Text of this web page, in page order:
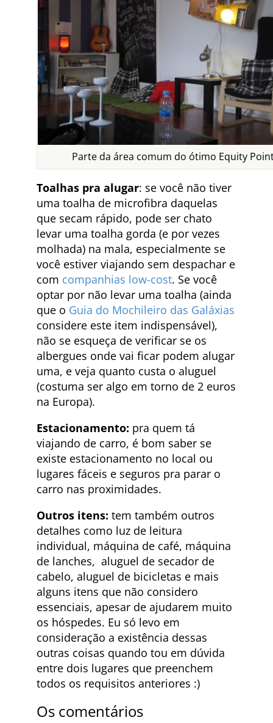
Parte da área comum do ótimo Equity
Toalhas pra alugar: se você não tiver
uma toalha de microfibra daquelas
que secam rápido, pode ser chato
levar uma toalha gorda (e por vezes
molhada) na mala, especialmente se
você estiver viajando sem despachar e
com companhias low-cost. Se você
optar por não levar uma toalha (ainda
que o Guia do Mochileiro das Galáxias
considere este item indispensável),
não se esqueça de verificar se os
albergues onde vai ficar podem alugar
uma, e veja quanto custa o aluguel
(costuma ser algo em torno de 2 euros
na Europa).
Estacionamento: pra quem tá
viajando de carro, é bom saber se
existe estacionamento no local ou
lugares fáceis e seguros pra parar o
carro nas proximidades.
Outros itens: tem também outros
detalhes como luz de leitura
individual, máquina de café, máquina
de lanches, aluguel de secador de
cabelo, aluguel de bicicletas e mais
alguns itens que não considero
essenciais, apesar de ajudarem muito
os hóspedes. Eu só levo em
consideração a existência dessas
outras coisas quando tou em dúvida
entre dois lugares que preenchem
todos os requisitos anteriores :)
Os comentários